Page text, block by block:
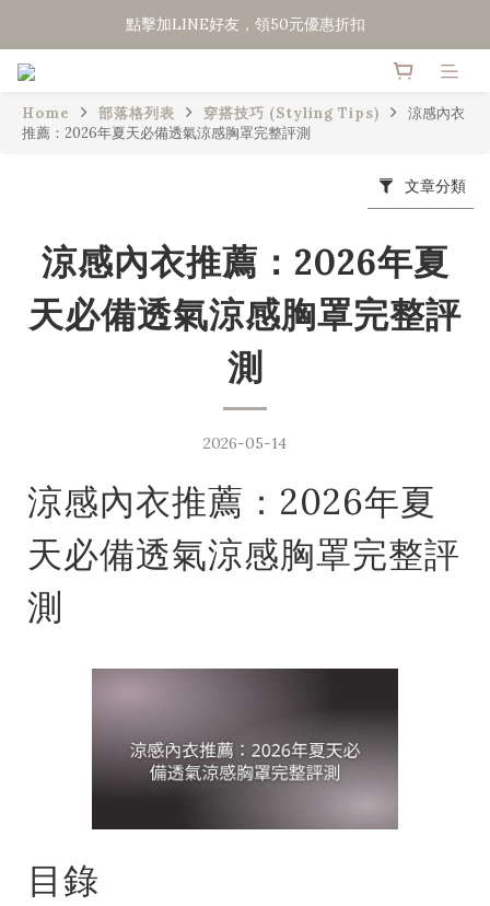
點擊加LINE好友，領50元優惠折扣
點擊加LINE好友，領50元優惠折扣
點擊加LINE好友，領50元優惠折扣
Home 部落格列表 穿搭技巧 (Styling Tips)
涼感內衣
推薦：2026年夏天必備透氣涼感胸罩完整評測
文章分類
涼感內衣推薦：2026年夏
天必備透氣涼感胸罩完整評
測
2026-05-14
涼感內衣推薦：2026年夏
天必備透氣涼感胸罩完整評
測
目錄